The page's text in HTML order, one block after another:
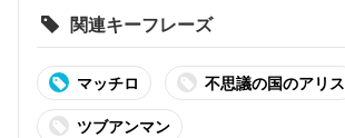
関連キーフレーズ
マッチロ 不思議の国のアリス
ツブアンマン